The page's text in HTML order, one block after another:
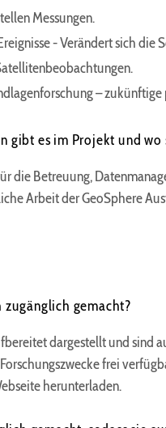
Messungen.
- Verändert sich die
–
gibt es im Projekt und wo
die Betreuung,
Arbeit der GeoSphere
gemacht?
dargestellt und
frei
herunterladen.